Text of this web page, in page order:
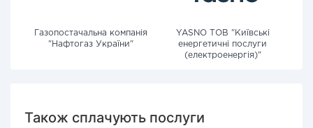
Газопостачальна компанія
"Нафтогаз України"
YASNO ТОВ "Київські
енергетичні послуги
(електроенергія)"
Також сплачують послуги